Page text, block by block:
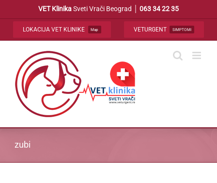
VET KlinikaSveti Vrači Beograd │ 063 34 22 35
LOKACIJA VET KLINIKE Map VETURGENT SIMPTOMI
zubi